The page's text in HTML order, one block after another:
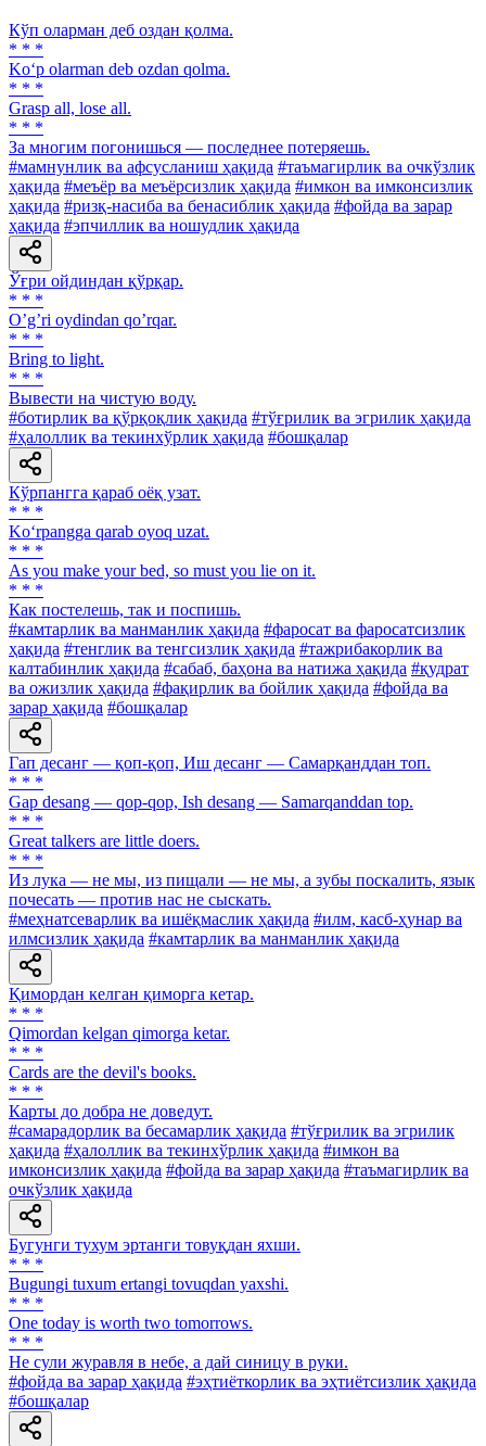
Кўп оларман деб оздан қолма.
* * *
Ko‘p olarman deb ozdan qolma.
* * *
Grasp all, lose all.
* * *
За многим погонишься — последнее потеряешь.
#мамнунлик ва афсусланиш ҳақида #таъмагирлик ва очкўзлик
ҳақида #меъёр ва меъёрсизлик ҳақида #имкон ва имконсизлик
ҳақида #ризқ-насиба ва бенасиблик ҳақида #фойда ва зарар
ҳақида #эпчиллик ва ношудлик ҳақида
Ўғри ойдиндан қўрқар.
* * *
Oʼgʼri oydindan qoʼrqar.
* * *
Bring to light.
* * *
Вывести на чистую воду.
#ботирлик ва қўрқоқлик ҳақида #тўғрилик ва эгрилик ҳақида
#ҳалоллик ва текинхўрлик ҳақида #бошқалар
Кўрпангга қараб оёқ узат.
* * *
Ko‘rpangga qarab oyoq uzat.
* * *
As you make your bed, so must you lie on it.
* * *
Как постелешь, так и поспишь.
#камтарлик ва манманлик ҳақида #фаросат ва фаросатсизлик
ҳақида #тенглик ва тенгсизлик ҳақида #тажрибакорлик ва
калтабинлик ҳақида #сабаб, баҳона ва натижа ҳақида #қудрат
ва ожизлик ҳақида #фақирлик ва бойлик ҳақида #фойда ва
зарар ҳақида #бошқалар
Гап десанг — қоп-қоп, Иш десанг — Самарқанддан топ.
* * *
Gap desang — qop-qop, Ish desang — Samarqanddan top.
* * *
Great talkers are little doers.
* * *
Из лука — не мы, из пищали — не мы, а зубы поскалить, язык
почесать — против нас не сыскать.
#меҳнатсеварлик ва ишёқмаслик ҳақида #илм, касб-ҳунар ва
илмсизлик ҳақида #камтарлик ва манманлик ҳақида
Қимордан келган қиморга кетар.
* * *
Qimordan kelgan qimorga ketar.
* * *
Cards are the devil's books.
* * *
Карты до добра не доведут.
#самарадорлик ва бесамарлик ҳақида #тўғрилик ва эгрилик
ҳақида #ҳалоллик ва текинхўрлик ҳақида #имкон ва
имконсизлик ҳақида #фойда ва зарар ҳақида #таъмагирлик ва
очкўзлик ҳақида
Бугунги тухум эртанги товуқдан яхши.
* * *
Bugungi tuxum ertangi tovuqdan yaxshi.
* * *
One today is worth two tomorrows.
* * *
He сули журавля в небе, а дай синицу в руки.
#фойда ва зарар ҳақида #эҳтиёткорлик ва эҳтиётсизлик ҳақида
#бошқалар